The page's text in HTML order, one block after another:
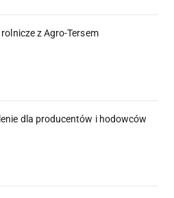
z Agro-Tersem
dla producentów i hodowców